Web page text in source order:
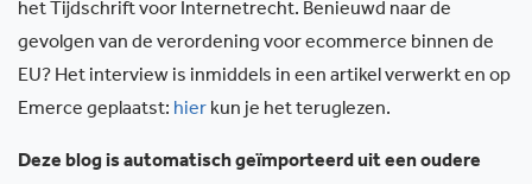
het Tijdschrift voor Internetrecht. Benieuwd naar de
gevolgen van de verordening voor ecommerce binnen de
EU? Het interview is inmiddels in een artikel verwerkt en op
Emerce geplaatst: hier kun je het teruglezen.
Deze blog is automatisch geïmporteerd uit een oudere